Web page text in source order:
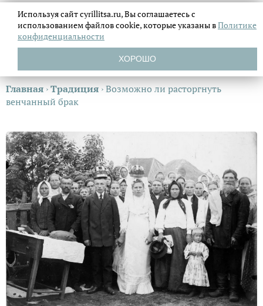
Главная ›Традиция ›Возможно ли расторгнуть
венчанный брак
Используя сайт cyrillitsa.ru, Вы соглашаетесь с
использованием файловcookie, которые указаны вПолитике
конфиденциальности
ХОРОШО